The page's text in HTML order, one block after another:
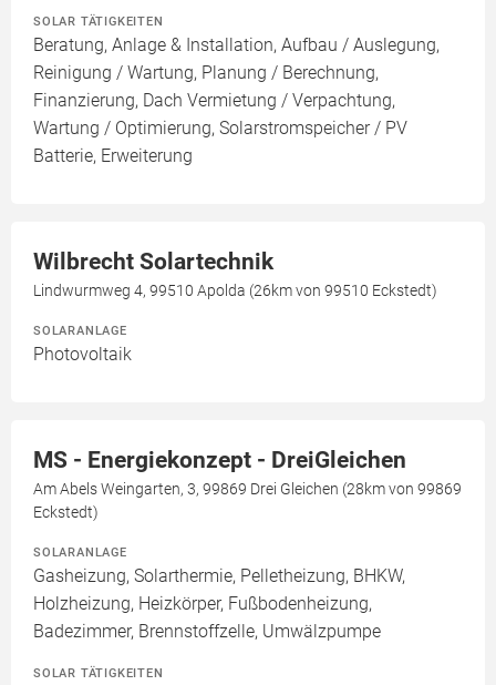
SOLAR TÄTIGKEITEN
Beratung, Anlage & Installation, Aufbau / Auslegung,
Reinigung / Wartung, Planung / Berechnung,
Finanzierung, Dach Vermietung / Verpachtung,
Wartung / Optimierung, Solarstromspeicher / PV
Batterie, Erweiterung
Wilbrecht Solartechnik
Lindwurmweg 4, 99510 Apolda (26km von 99510 Eckstedt)
SOLARANLAGE
Photovoltaik
MS - Energiekonzept - DreiGleichen
Am Abels Weingarten, 3, 99869 Drei Gleichen (28km von 99869
Eckstedt)
SOLARANLAGE
Gasheizung, Solarthermie, Pelletheizung, BHKW,
Holzheizung, Heizkörper, Fußbodenheizung,
Badezimmer, Brennstoffzelle, Umwälzpumpe
SOLAR TÄTIGKEITEN